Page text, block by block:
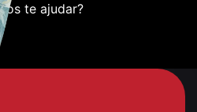
te ajudar?